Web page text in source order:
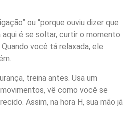
ou “porque ouviu dizer que
aqui é se soltar, curtir o momento
você tá relaxada, ele
treina antes. Usa um
vê como você se
Assim, na hora H, sua mão já